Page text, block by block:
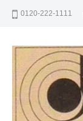
0120-222-1111